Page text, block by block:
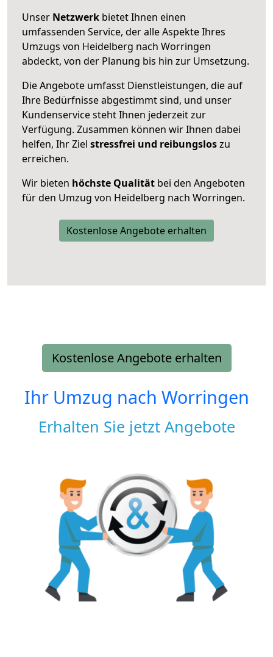
Unser Netzwerk bietet Ihnen einen
umfassenden Service, der alle Aspekte Ihres
Umzugs von Heidelberg nach Worringen
abdeckt, von der Planung bis hin zur Umsetzung.
Die Angebote umfasst Dienstleistungen, die auf
Ihre Bedürfnisse abgestimmt sind, und unser
Kundenservice steht Ihnen jederzeit zur
Verfügung. Zusammen können wir Ihnen dabei
helfen, Ihr Ziel stressfrei und reibungsloszu
erreichen.
Wir bieten höchste Qualität bei den Angeboten
für den Umzug von Heidelberg nach Worringen.
Kostenlose Angebote erhalten
Kostenlose Angebote erhalten
Ihr Umzug nach Worringen
Erhalten Sie jetzt Angebote